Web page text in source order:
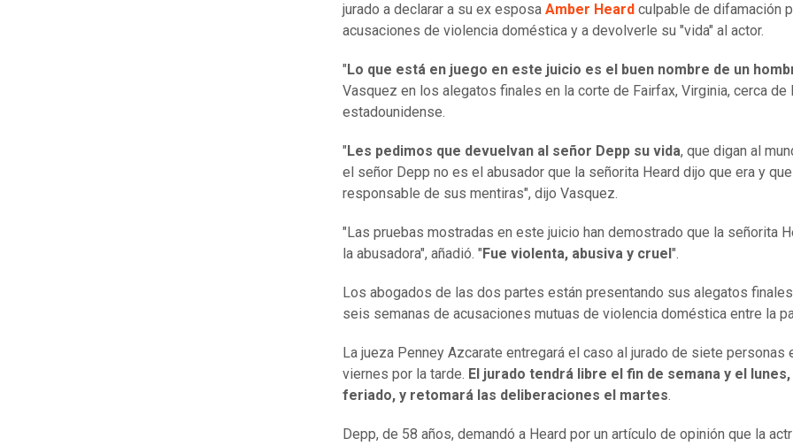
jurado a declarar a su ex esposa Amber Heard culpable de difamación
acusaciones de violencia doméstica y a devolverle su "vida" al actor.
" Lo que está en juego en este juicio es el buen nombre de un
Vasquez en los alegatos finales en la corte de Fairfax, Virginia, cerca de
estadounidense.
" Les pedimos que devuelvan al señor Depp su vida, que digan al
el señor Depp no es el abusador que la señorita Heard dijo que era y
responsable de sus mentiras", dijo Vasquez.
"Las pruebas mostradas en este juicio han demostrado que la señorita
la abusadora", añadió. " Fue violenta, abusiva y cruel ".
Los abogados de las dos partes están presentando sus alegatos
seis semanas de acusaciones mutuas de violencia doméstica entre la
La jueza Penney Azcarate entregará el caso al jurado de siete personas
viernes por la tarde. El jurado tendrá libre el fin de semana y el lunes,
feriado, y retomará las deliberaciones el martes.
Depp, de 58 años, demandó a Heard por un artículo de opinión que la